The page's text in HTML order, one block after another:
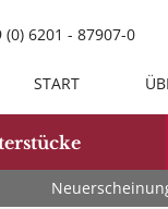
START
6201 - 87907-0